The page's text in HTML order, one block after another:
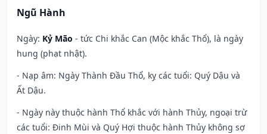
Ngũ Hành
Ngày: Kỷ Mão - tức Chi khắc Can (Mộc khắc Thổ), là ngày
hung (phạt nhật).
- Nạp âm: Ngày Thành Đầu Thổ, kỵ các tuổi: Quý Dậu và
Ất Dậu.
- Ngày này thuộc hành Thổ khắc với hành Thủy, ngoại trừ
các tuổi: Đinh Mùi và Quý Hợi thuộc hành Thủy không sợ